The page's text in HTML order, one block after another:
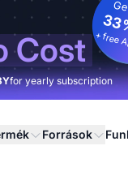
Cost + free
for yearly subscription
Források